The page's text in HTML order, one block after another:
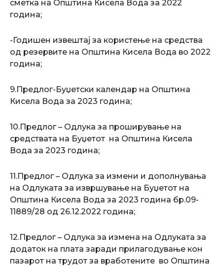
сметка на Oпштина Кисела Вода за 2022
година;
-Годишен извештај за користење на средства
од резервите на Oпштина Кисела Вода во 2022
година;
9.Предлог-Буџетски календар на Oпштина
Кисела Вода за 2023 година;
10.Предлог – Одлука за проширување на
средствата на Буџетот на Општина Кисела
Вода за 2023 година;
11.Предлог – Одлука за измени и дополнувања
на Одлуката за извршување на Буџетот на
Општина Кисела Вода за 2023 година бр.09-
11889/28 од 26.12.2022 година;
12.Предлог – Одлука за измена на Одлуката за
додаток на плата заради прилагодување кон
пазарот на трудот за вработените во Општина